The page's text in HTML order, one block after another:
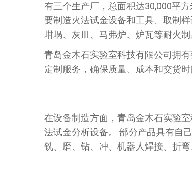
有三个生产厂，总面积达30,000平
要制造火法试金设备和工具、取制
坩埚、灰皿、马弗炉、炉瓦等耐火制
青岛金木石实验室科技有限公司拥
定制服务，确保质量、成本和交货
在设备制造方面，青岛金木石实验
法试金分析设备。 部分产品具有自
铣、磨、钻、冲、机器人焊接、折弯